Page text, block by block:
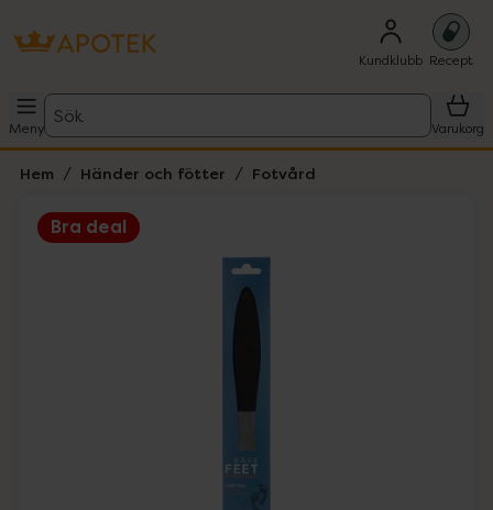
Kundklubb Recept
Meny
Sök
Varukorg
Hem Händer och fötter Fotvård
Bra deal
Lista: . Innehåller 1 objekt.